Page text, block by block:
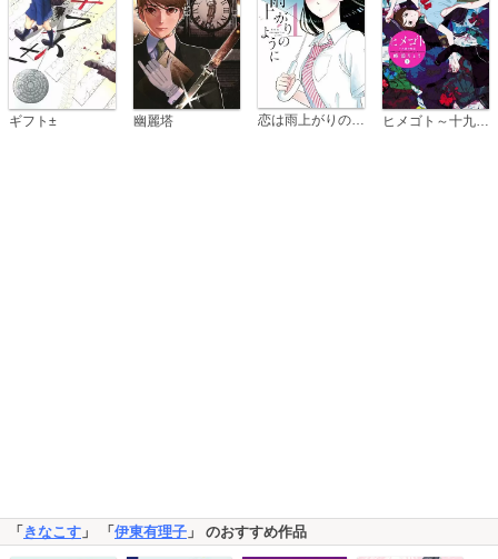
ギフト± 幽麗塔 恋は雨上がりのように
「 きなこす 」 「 伊東有理子 」 のおすすめ作品